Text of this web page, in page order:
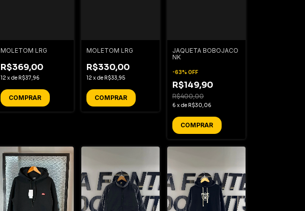
MOLETOM LRG
R$369,00
12 xde R$37,96
COMPRAR
MOLETOM LRG
R$330,00
12 xde R$33,95
COMPRAR
JAQUETA BOBOJACO
NK
-63% OFF
R$149,90
R$400,00
6 xde R$30,06
COMPRAR